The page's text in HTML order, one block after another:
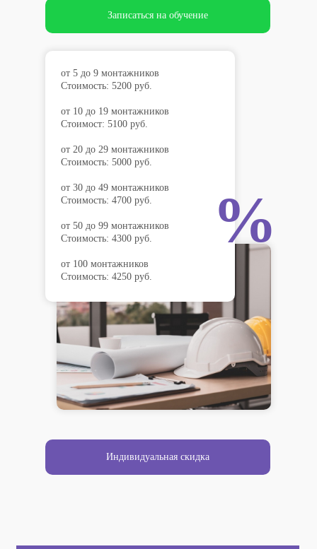
Записаться на обучение
от 5 до 9 монтажников
Стоимость: 5200 руб.
от 10 до 19 монтажников
Стоимост: 5100 руб.
от 20 до 29 монтажников
Стоимость: 5000 руб.
от 30 до 49 монтажников
Стоимость: 4700 руб.
от 50 до 99 монтажников
Стоимость: 4300 руб.
от 100 монтажников
Стоимость: 4250 руб.
Индивидуальная скидка
%